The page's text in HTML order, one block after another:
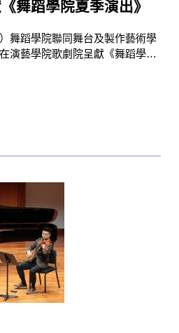
舞蹈學院夏季演出》
舞蹈學院聯同舞台及製作藝術學
演藝學院歌劇院呈獻《舞蹈學院
及現代舞，展現舞蹈學院新一代